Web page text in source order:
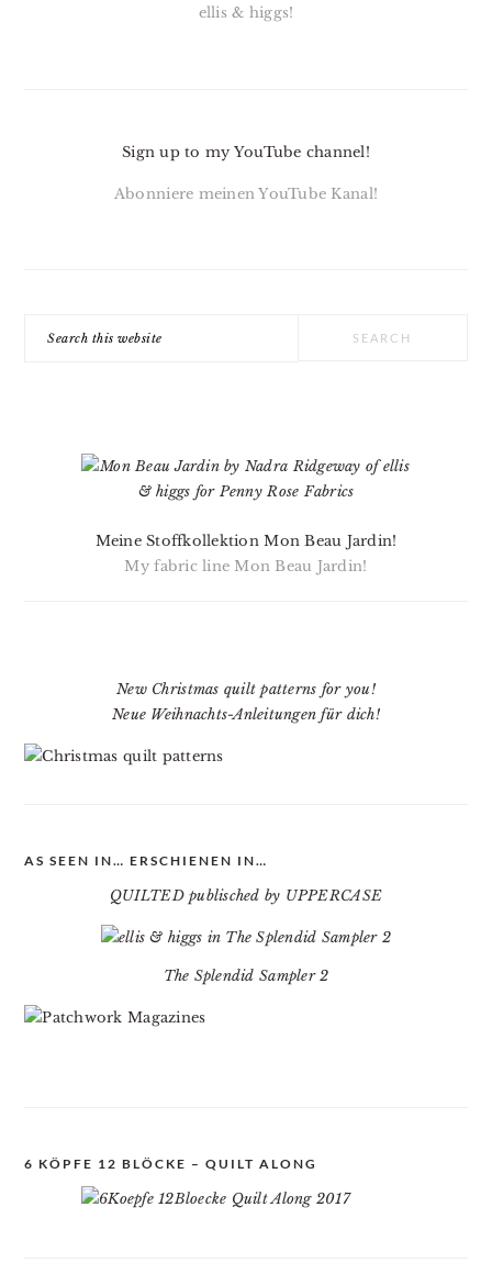
ellis & higgs!
Sign up to my YouTube channel!
Abonniere meinen YouTube Kanal!
Meine Stoffkollektion Mon Beau Jardin!
My fabric line Mon Beau Jardin!
New Christmas quilt patterns for you!
Neue Weihnachts-Anleitungen für dich!
AS SEEN IN… ERSCHIENEN IN…
QUILTED publisched by UPPERCASE
The Splendid Sampler 2
6 KÖPFE 12 BLÖCKE – QUILT ALONG